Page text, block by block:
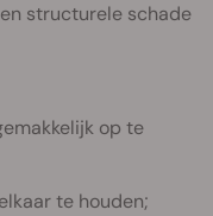
structurele schade
op te
te houden;